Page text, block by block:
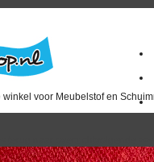
voor Meubelstof en